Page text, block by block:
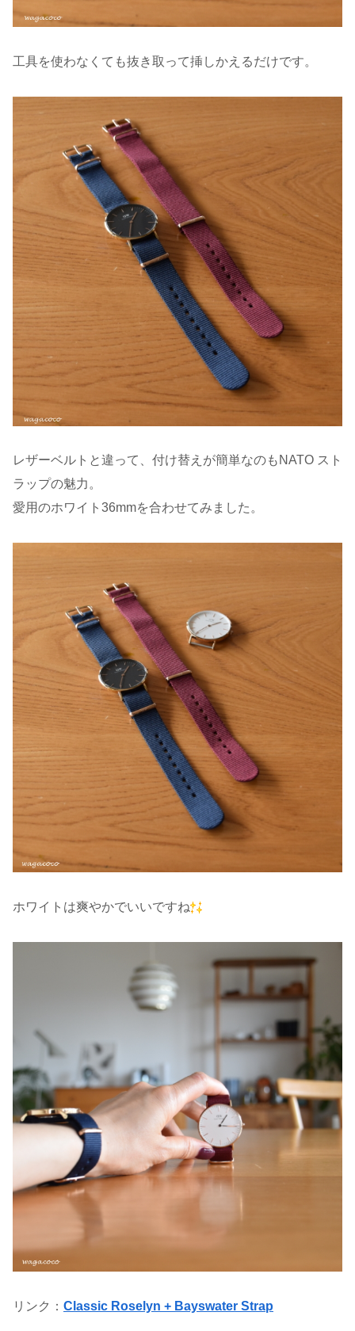
工具を使わなくても抜き取って挿しかえるだけです。
レザーベルトと違って、付け替えが簡単なのもNATO スト
ラップの魅力。
愛用のホワイト36mmを合わせてみました。
ホワイトは爽やかでいいですね
リンク： Classic Roselyn + Bayswater Strap